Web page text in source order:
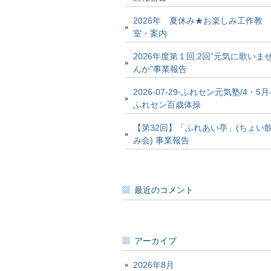
2026年 夏休み★お楽しみ工作教
室・案内
2026年度第１回,2回”元気に歌いま
んか”事業報告
2026-07-29-ふれセン元気塾/4・5月-
ふれセン百歳体操
【第32回】「ふれあい亭」(ちょい
み会) 事業報告
最近のコメント
アーカイブ
2026年8月